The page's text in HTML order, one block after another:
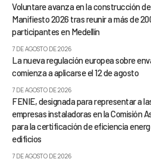
Voluntare avanza en la construcción
Manifiesto 2026 tras reunir a más de
participantes en Medellín
7 DE AGOSTO DE 2026
La nueva regulación europea sobre
comienza a aplicarse el 12 de agosto
7 DE AGOSTO DE 2026
FENIE, designada para representar a
empresas instaladoras en la Comisión
para la certificación de eficiencia
edificios
7 DE AGOSTO DE 2026